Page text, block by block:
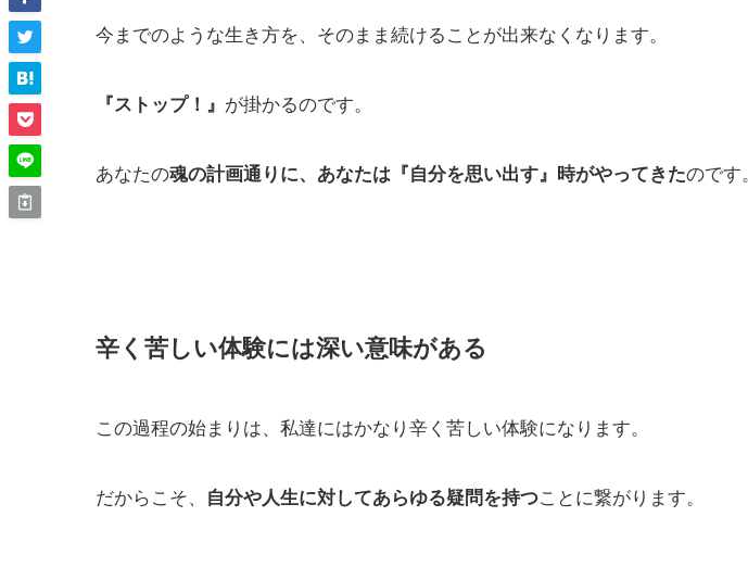
今までのような生き方を、そのまま続けることが出来なくなります。
『ストップ！』 が掛かるのです。
あなたの魂の計画通りに、あなたは『自分を思い出す』時がやってきたのです。
辛く苦しい体験には深い意味がある
この過程の始まりは、私達にはかなり辛く苦しい体験になります。
だからこそ、 自分や人生に対してあらゆる疑問を持つことに繋がります。